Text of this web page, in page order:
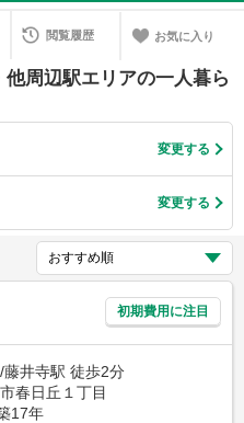
閲覧履歴 お気に入り
周辺駅エリアの一人暮ら
変更する
変更する
初期費用に注目
井寺駅 徒歩2分
春日丘１丁目
17年